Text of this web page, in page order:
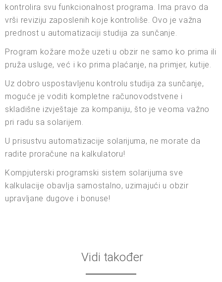
kontrolira svu funkcionalnost programa. Ima pravo da
vrši reviziju zaposlenih koje kontroliše. Ovo je važna
prednost u automatizaciji studija za sunčanje.
Program kožare može uzeti u obzir ne samo ko prima ili
pruža usluge, već i ko prima plaćanje, na primjer, kutije.
Uz dobro uspostavljenu kontrolu studija za sunčanje,
moguće je voditi kompletne računovodstvene i
skladišne izvještaje za kompaniju, što je veoma važno
pri radu sa solarijem.
U prisustvu automatizacije solarijuma, ne morate da
radite proračune na kalkulatoru!
Kompjuterski programski sistem solarijuma sve
kalkulacije obavlja samostalno, uzimajući u obzir
upravljane dugove i bonuse!
Vidi također